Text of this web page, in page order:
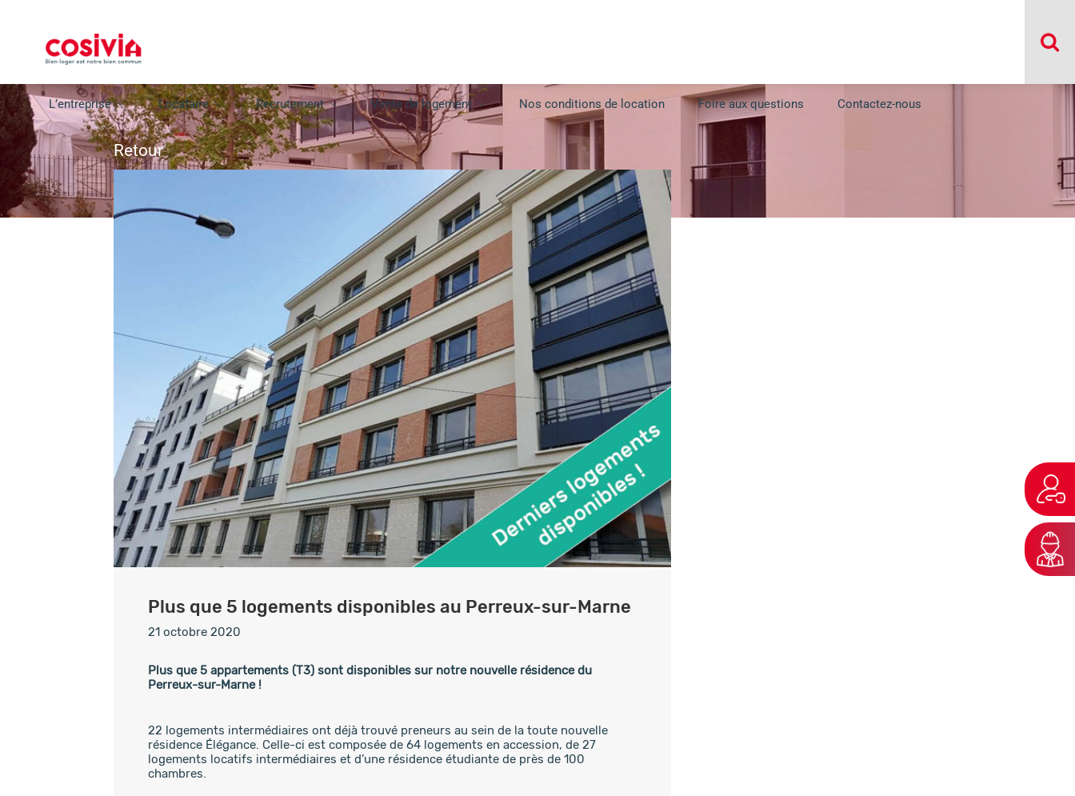
L’entreprise Locataire Recrutement Vente de logement Nos conditions de location Foire aux questions Contactez-nous
Retour
Plus que 5 logements disponibles au Perreux-sur-Marne
21 octobre 2020
Plus que 5 appartements (T3) sont disponibles sur notre nouvelle résidence du
Perreux-sur-Marne !
22 logements intermédiaires ont déjà trouvé preneurs au sein de la toute nouvelle
résidence Élégance. Celle-ci est composée de 64 logements en accession, de 27
logements locatifs intermédiaires et d’une résidence étudiante de près de 100
chambres.